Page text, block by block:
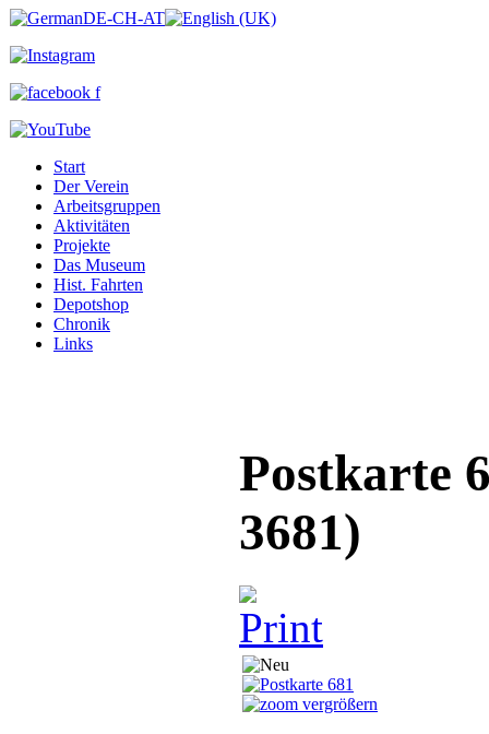
Start
Der Verein
Arbeitsgruppen
Aktivitäten
Projekte
Das Museum
Hist. Fahrten
Depotshop
Chronik
Links
Postkarte
3681)
vergrößern